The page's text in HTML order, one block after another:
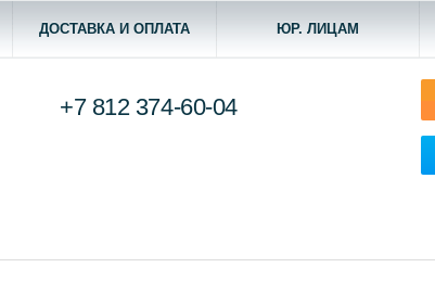
ДОСТАВКА И ОПЛАТА ЮР. ЛИЦАМ
+7 812 374-60-04